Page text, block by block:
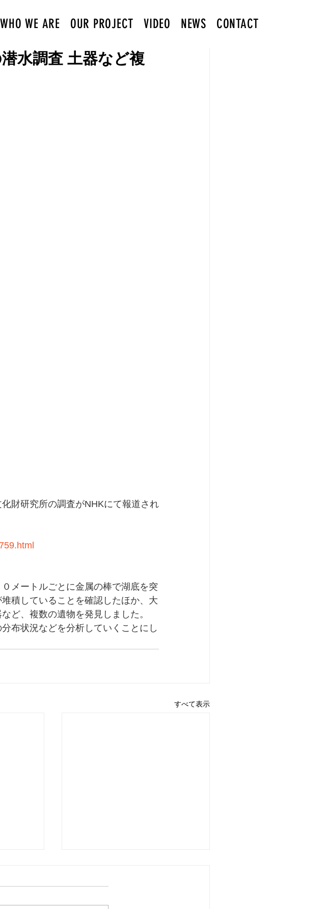
WHO WE ARE OUR PROJECT VIDEO NEWS CONTACT
水調査 土器など複
財研究所の調査がNHKにて報道され
メートルごとに金属の棒で湖底を突
積していることを確認したほか、大
ど、複数の遺物を発見しました。
布状況などを分析していくことにし
すべて表示